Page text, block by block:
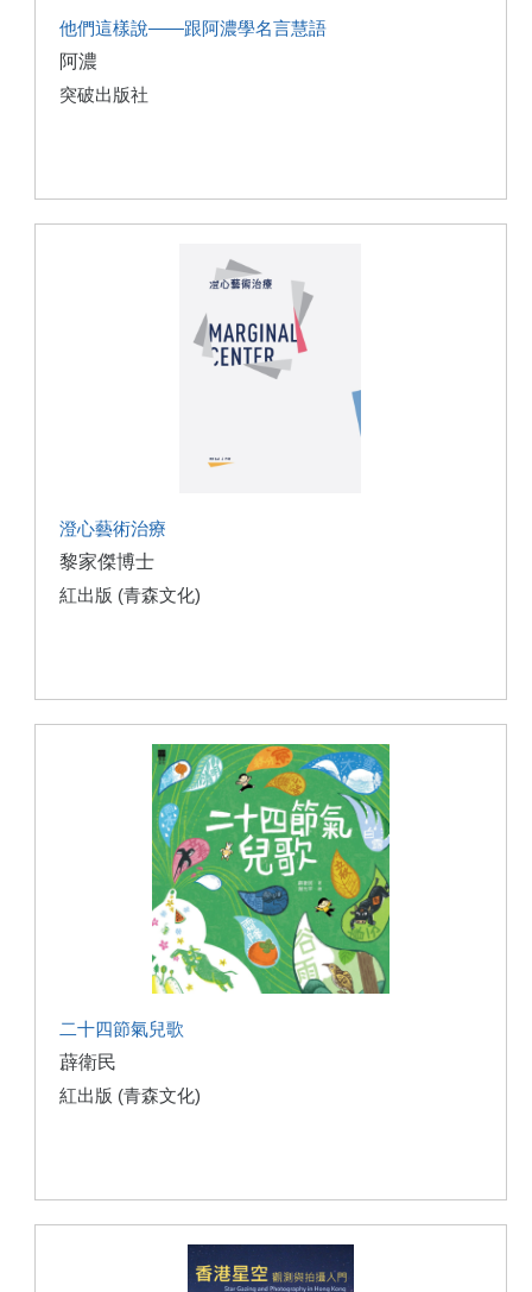
他們這樣說——跟阿濃學名言慧語
阿濃
突破出版社
澄心藝術治療
黎家傑博士
紅出版 (青森文化)
二十四節氣兒歌
薜衛民
紅出版 (青森文化)